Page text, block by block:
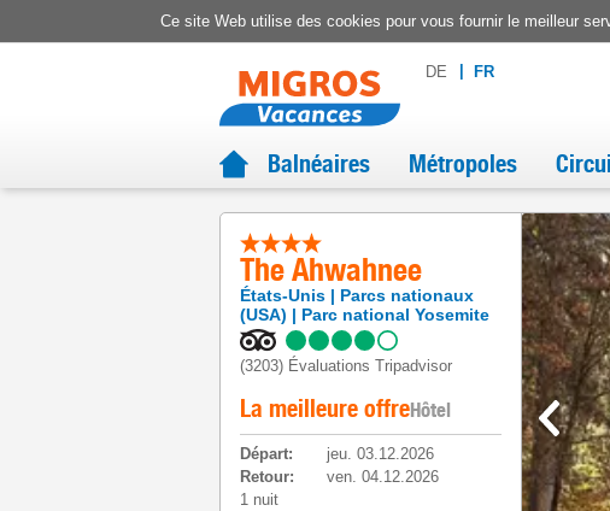
Ce site Web utilise des cookies pour vous fournir le meilleur
DE FR
Balnéaires Métropoles
The Ahwahnee
États-Unis
Parcs nationaux
(USA)
Parc national Yosemite
(3203) Évaluations Tripadvisor
La meilleure offreHôtel
Départ:
jeu. 03.12.2026
Retour:
ven. 04.12.2026
1 nuit